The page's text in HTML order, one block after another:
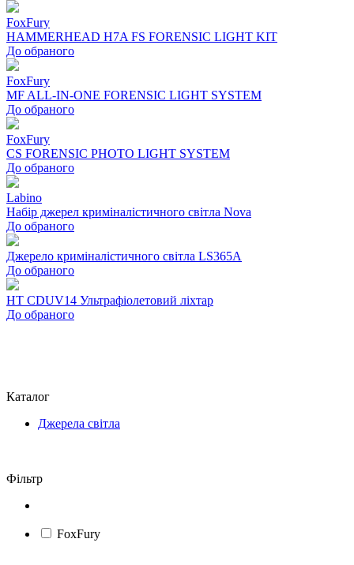
FoxFury
HAMMERHEAD H7A FS FORENSIC LIGHT KIT
До обраного
FoxFury
MF ALL-IN-ONE FORENSIC LIGHT SYSTEM
До обраного
FoxFury
CS FORENSIC PHOTO LIGHT SYSTEM
До обраного
Labino
Набір джерел криміналістичного світла Nova
До обраного
Джерело криміналістичного світла LS365A
До обраного
HT CDUV14 Ультрафіолетовий ліхтар
До обраного
Каталог
Джерела світла
Фільтр
FoxFury